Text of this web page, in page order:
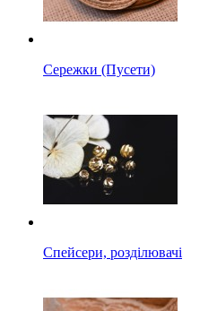
Сережки (Пусети)
Спейсери, розділювачі